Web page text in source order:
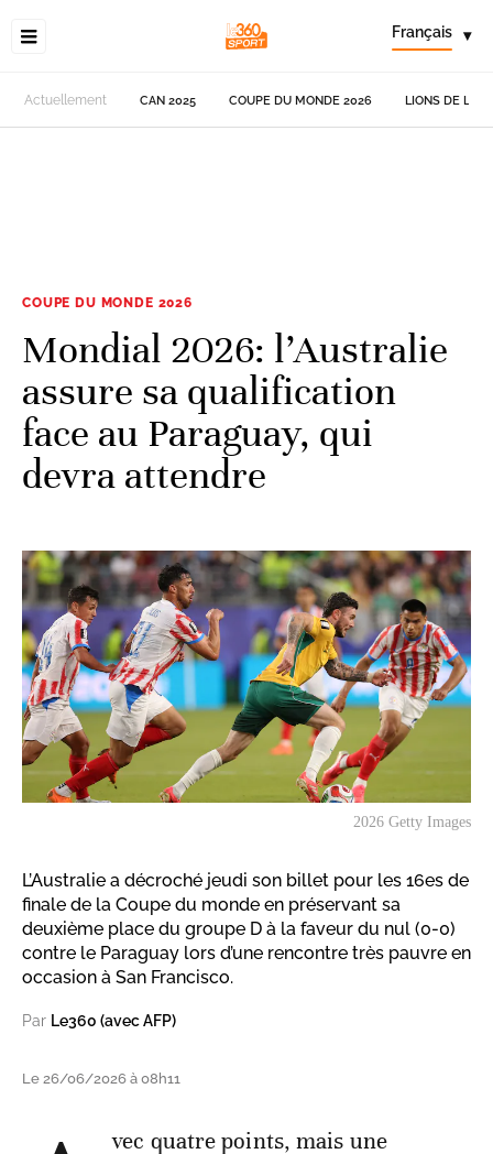
Français ▾
Actuellement CAN 2025 COUPE DU MONDE 2026 LIONS DE
COUPE DU MONDE 2026
Mondial 2026: l’Australie
assure sa qualification
face au Paraguay, qui
devra attendre
2026 Getty Images
L’Australie a décroché jeudi son billet pour les 16es de
finale de la Coupe du monde en préservant sa
deuxième place du groupe D à la faveur du nul (0-0)
contre le Paraguay lors d’une rencontre très pauvre en
occasion à San Francisco.
Par Le360 (avec AFP)
Le 26/06/2026 à 08h11
vec quatre points, mais une